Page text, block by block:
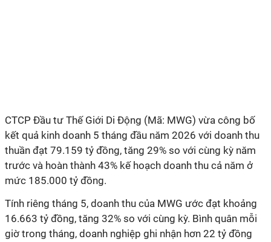
CTCP Đầu tư Thế Giới Di Động (Mã: MWG) vừa công bố
kết quả kinh doanh 5 tháng đầu năm 2026 với doanh thu
thuần đạt 79.159 tỷ đồng, tăng 29% so với cùng kỳ năm
trước và hoàn thành 43% kế hoạch doanh thu cả năm ở
mức 185.000 tỷ đồng.
Tính riêng tháng 5, doanh thu của MWG ước đạt khoảng
16.663 tỷ đồng, tăng 32% so với cùng kỳ. Bình quân mỗi
giờ trong tháng, doanh nghiệp ghi nhận hơn 22 tỷ đồng